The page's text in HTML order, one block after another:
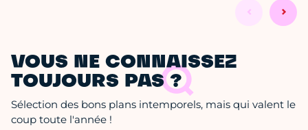
VOUS NE CONNAISSEZ
TOUJOURS PAS ?
Sélection des bons plans intemporels, mais qui valent le
coup toute l'année !